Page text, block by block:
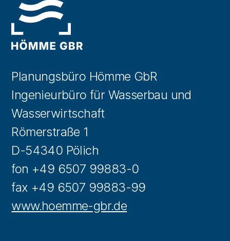
Planungsbüro Hömme GbR
Ingenieurbüro für Wasserbau und
Wasserwirtschaft
Römerstraße 1
D-54340 Pölich
fon +49 6507 99883-0
fax +49 6507 99883-99
www.hoemme-gbr.de